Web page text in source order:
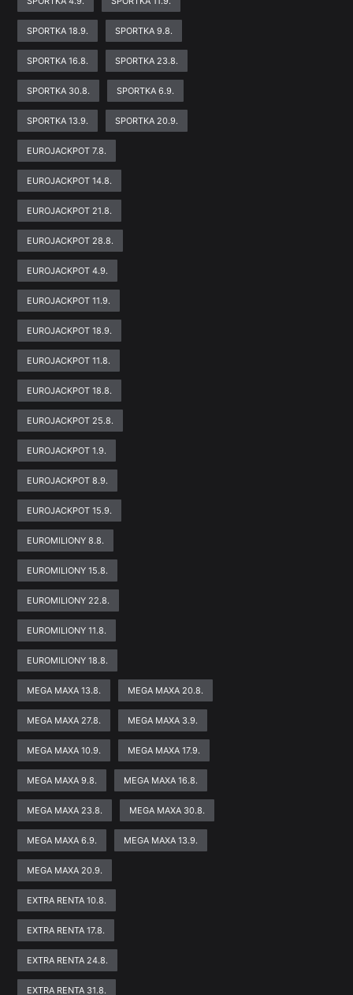
SPORTKA 18.9. SPORTKA 9.8.
SPORTKA 16.8. SPORTKA 23.8.
SPORTKA 30.8. SPORTKA 6.9.
SPORTKA 13.9. SPORTKA 20.9.
EUROJACKPOT 7.8.
EUROJACKPOT 14.8.
EUROJACKPOT 21.8.
EUROJACKPOT 28.8.
EUROJACKPOT 4.9.
EUROJACKPOT 11.9.
EUROJACKPOT 18.9.
EUROJACKPOT 11.8.
EUROJACKPOT 18.8.
EUROJACKPOT 25.8.
EUROJACKPOT 1.9.
EUROJACKPOT 8.9.
EUROJACKPOT 15.9.
EUROMILIONY 8.8.
EUROMILIONY 15.8.
EUROMILIONY 22.8.
EUROMILIONY 11.8.
EUROMILIONY 18.8.
MEGA MAXA 13.8. MEGA MAXA 20.8.
MEGA MAXA 27.8. MEGA MAXA 3.9.
MEGA MAXA 10.9. MEGA MAXA 17.9.
MEGA MAXA 9.8. MEGA MAXA 16.8.
MEGA MAXA 23.8. MEGA MAXA 30.8.
MEGA MAXA 6.9. MEGA MAXA 13.9.
MEGA MAXA 20.9.
EXTRA RENTA 10.8.
EXTRA RENTA 17.8.
EXTRA RENTA 24.8.
EXTRA RENTA 31.8.